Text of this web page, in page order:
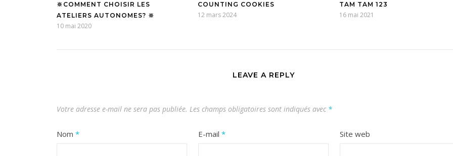
🔆COMMENT CHOISIR LES
ATELIERS AUTONOMES? 🔆
10 mai 2020
COUNTING COOKIES
12 mars 2024
TAM TAM 123
16 mai 2021
LEAVE A REPLY
Votre adresse e-mail ne sera pas publiée. Les champs obligatoires sont indiqués avec *
Nom * E-mail * Site web